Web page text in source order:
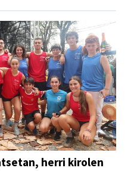
herri kirolen